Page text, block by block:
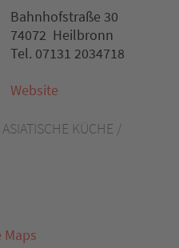
KÜCHE /
Maps
Bahnhofstraße 30
74072 Heilbronn
Tel. 07131 2034718
Website